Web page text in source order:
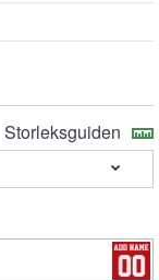
Storleksguiden